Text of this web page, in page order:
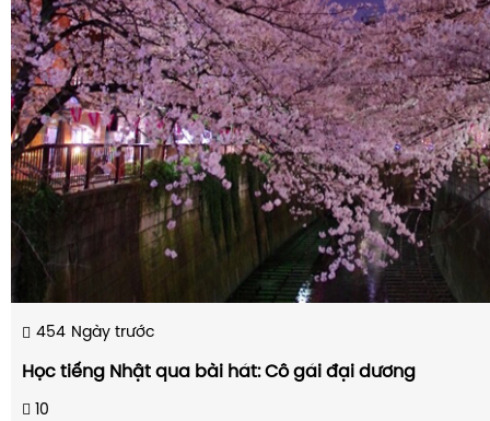
454 Ngày trước
Học tiếng Nhật qua bài hát: Cô gái đại dương
10